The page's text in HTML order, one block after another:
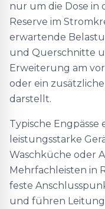
nur um die Dose in
Reserve im
erwartende
und Querschnitte
Erweiterung am
oder ein
darstellt.
Typische
leistungsstarke
Waschküche oder
Mehrfachleisten in
feste
und führen